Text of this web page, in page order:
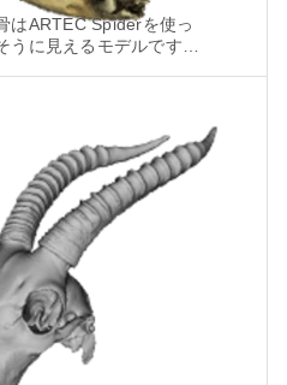
はARTEC Spiderを使っ
うに見えるモデルです